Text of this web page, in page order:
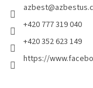
azbest@
+420 777 319 040
+420 352 623 149
https://